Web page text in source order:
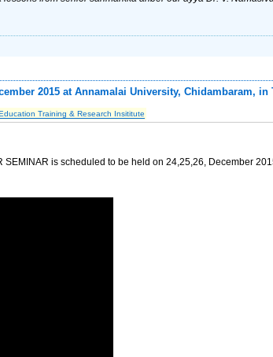
2015 at Annamalai University, Chidambaram, in
Training & Research Insititute
SEMINAR is scheduled to be held on 24,25,26, December